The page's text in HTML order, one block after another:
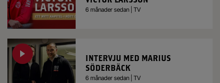
6 månader sedan | TV
INTERVJU MED MARIUS
SÖDERBÄCK
6 månader sedan | TV